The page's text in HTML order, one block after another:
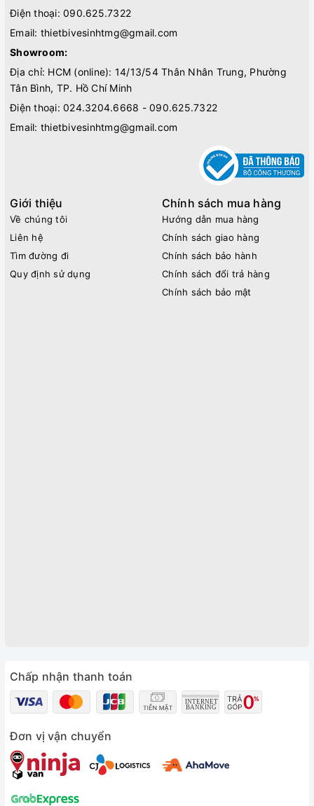
Điện thoại: 090.625.7322
Email: thietbivesinhtmg@gmail.com
Showroom:
Địa chỉ: HCM (online): 14/13/54 Thân Nhân Trung, Phường
Tân Bình, TP. Hồ Chí Minh
Điện thoại: 024.3204.6668 - 090.625.7322
Email: thietbivesinhtmg@gmail.com
Giới thiệu
Về chúng tôi
Liên hệ
Tìm đường đi
Quy định sử dụng
Chính sách mua hàng
Hướng dẫn mua hàng
Chính sách giao hàng
Chính sách bảo hành
Chính sách đổi trả hàng
Chính sách bảo mật
Chấp nhận thanh toán
Đơn vị vận chuyển